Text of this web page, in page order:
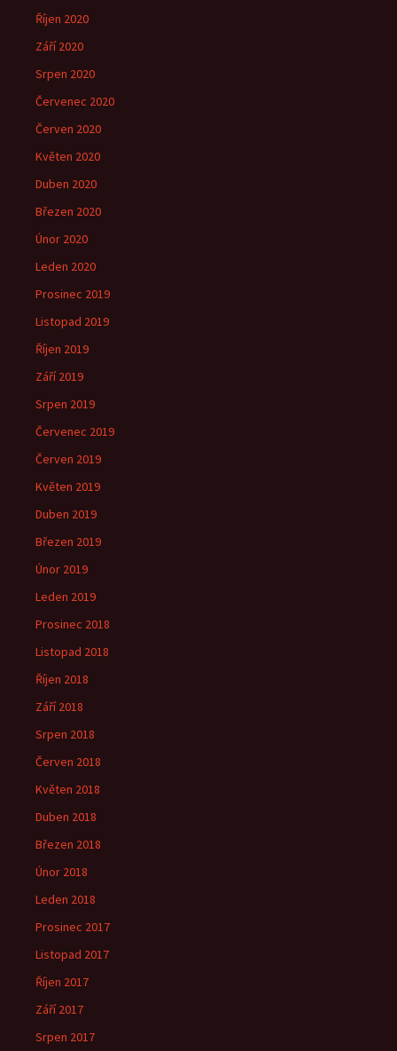
Říjen 2020
Září 2020
Srpen 2020
Červenec 2020
Červen 2020
Květen 2020
Duben 2020
Březen 2020
Únor 2020
Leden 2020
Prosinec 2019
Listopad 2019
Říjen 2019
Září 2019
Srpen 2019
Červenec 2019
Červen 2019
Květen 2019
Duben 2019
Březen 2019
Únor 2019
Leden 2019
Prosinec 2018
Listopad 2018
Říjen 2018
Září 2018
Srpen 2018
Červen 2018
Květen 2018
Duben 2018
Březen 2018
Únor 2018
Leden 2018
Prosinec 2017
Listopad 2017
Říjen 2017
Září 2017
Srpen 2017